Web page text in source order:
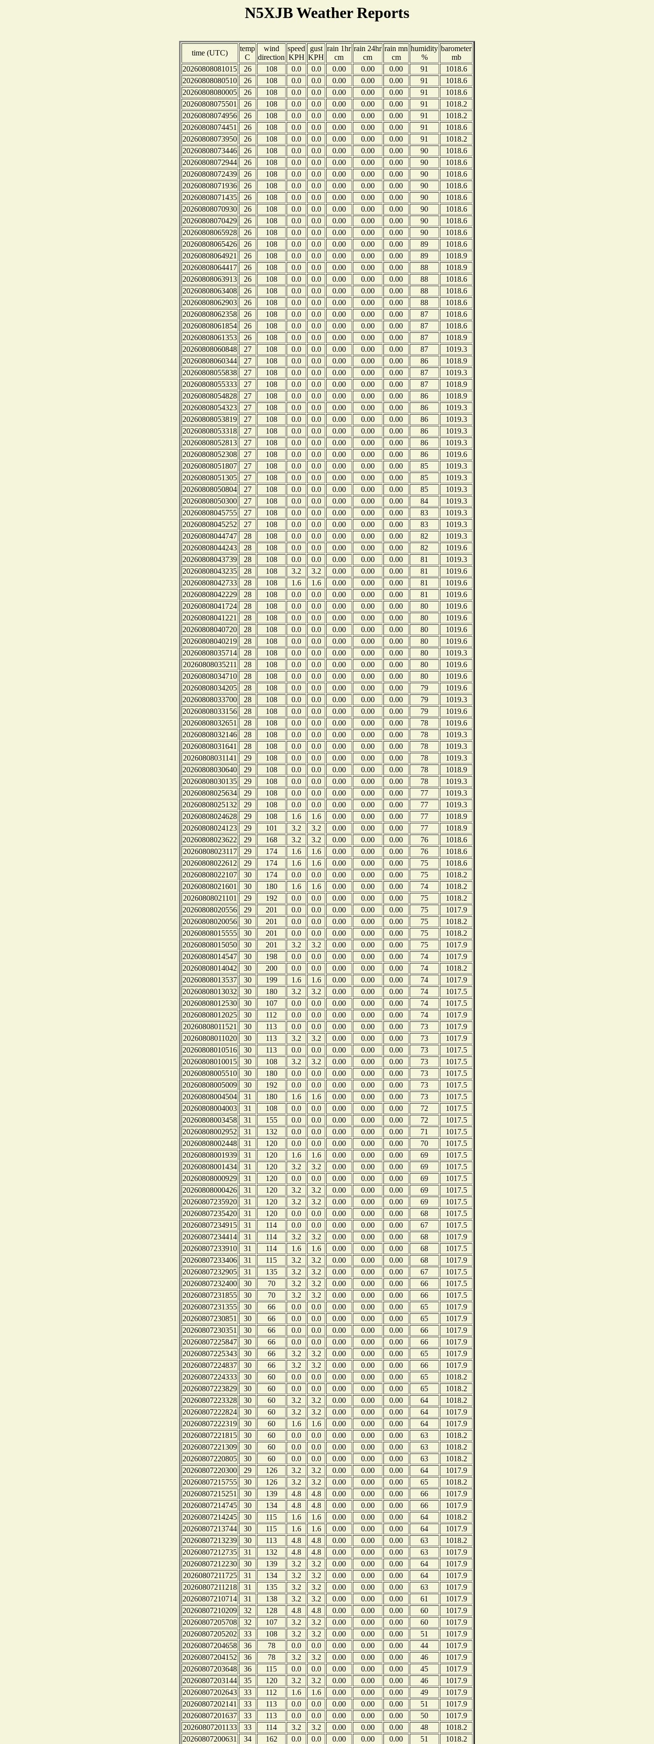
N5XJB Weather Reports
time (UTC)
temp
C
wind
direction
speed
KPH
gust
KPH
rain 1hr
cm
rain 24hr
cm
rain mn
cm
humidity
%
barometer
mb
20260808081015
26 108 0.0 0.0 0.00 0.00 0.00 91
1018.6
20260808080510
26 108 0.0 0.0 0.00 0.00 0.00 91
1018.6
20260808080005
26 108 0.0 0.0 0.00 0.00 0.00 91
1018.6
20260808075501
26 108 0.0 0.0 0.00 0.00 0.00 91
1018.2
20260808074956
26 108 0.0 0.0 0.00 0.00 0.00 91
1018.2
20260808074451
26 108 0.0 0.0 0.00 0.00 0.00 91
1018.6
20260808073950
26 108 0.0 0.0 0.00 0.00 0.00 91
1018.2
20260808073446
26 108 0.0 0.0 0.00 0.00 0.00 90
1018.6
20260808072944
26 108 0.0 0.0 0.00 0.00 0.00 90
1018.6
20260808072439
26 108 0.0 0.0 0.00 0.00 0.00 90
1018.6
20260808071936
26 108 0.0 0.0 0.00 0.00 0.00 90
1018.6
20260808071435
26 108 0.0 0.0 0.00 0.00 0.00 90
1018.6
20260808070930
26 108 0.0 0.0 0.00 0.00 0.00 90
1018.6
20260808070429
26 108 0.0 0.0 0.00 0.00 0.00 90
1018.6
20260808065928
26 108 0.0 0.0 0.00 0.00 0.00 90
1018.6
20260808065426
26 108 0.0 0.0 0.00 0.00 0.00 89
1018.6
20260808064921
26 108 0.0 0.0 0.00 0.00 0.00 89
1018.9
20260808064417
26 108 0.0 0.0 0.00 0.00 0.00 88
1018.9
20260808063913
26 108 0.0 0.0 0.00 0.00 0.00 88
1018.6
20260808063408
26 108 0.0 0.0 0.00 0.00 0.00 88
1018.6
20260808062903
26 108 0.0 0.0 0.00 0.00 0.00 88
1018.6
20260808062358
26 108 0.0 0.0 0.00 0.00 0.00 87
1018.6
20260808061854
26 108 0.0 0.0 0.00 0.00 0.00 87
1018.6
20260808061353
26 108 0.0 0.0 0.00 0.00 0.00 87
1018.9
20260808060848
27 108 0.0 0.0 0.00 0.00 0.00 87
1019.3
20260808060344
27 108 0.0 0.0 0.00 0.00 0.00 86
1018.9
20260808055838
27 108 0.0 0.0 0.00 0.00 0.00 87
1019.3
20260808055333
27 108 0.0 0.0 0.00 0.00 0.00 87
1018.9
20260808054828
27 108 0.0 0.0 0.00 0.00 0.00 86
1018.9
20260808054323
27 108 0.0 0.0 0.00 0.00 0.00 86
1019.3
20260808053819
27 108 0.0 0.0 0.00 0.00 0.00 86
1019.3
20260808053318
27 108 0.0 0.0 0.00 0.00 0.00 86
1019.3
20260808052813
27 108 0.0 0.0 0.00 0.00 0.00 86
1019.3
20260808052308
27 108 0.0 0.0 0.00 0.00 0.00 86
1019.6
20260808051807
27 108 0.0 0.0 0.00 0.00 0.00 85
1019.3
20260808051305
27 108 0.0 0.0 0.00 0.00 0.00 85
1019.3
20260808050804
27 108 0.0 0.0 0.00 0.00 0.00 85
1019.3
20260808050300
27 108 0.0 0.0 0.00 0.00 0.00 84
1019.3
20260808045755
27 108 0.0 0.0 0.00 0.00 0.00 83
1019.3
20260808045252
27 108 0.0 0.0 0.00 0.00 0.00 83
1019.3
20260808044747
28 108 0.0 0.0 0.00 0.00 0.00 82
1019.3
20260808044243
28 108 0.0 0.0 0.00 0.00 0.00 82
1019.6
20260808043739
28 108 0.0 0.0 0.00 0.00 0.00 81
1019.3
20260808043235
28 108 3.2 3.2 0.00 0.00 0.00 81
1019.6
20260808042733
28 108 1.6 1.6 0.00 0.00 0.00 81
1019.6
20260808042229
28 108 0.0 0.0 0.00 0.00 0.00 81
1019.6
20260808041724
28 108 0.0 0.0 0.00 0.00 0.00 80
1019.6
20260808041221
28 108 0.0 0.0 0.00 0.00 0.00 80
1019.6
20260808040720
28 108 0.0 0.0 0.00 0.00 0.00 80
1019.6
20260808040219
28 108 0.0 0.0 0.00 0.00 0.00 80
1019.6
20260808035714
28 108 0.0 0.0 0.00 0.00 0.00 80
1019.3
20260808035211
28 108 0.0 0.0 0.00 0.00 0.00 80
1019.6
20260808034710
28 108 0.0 0.0 0.00 0.00 0.00 80
1019.6
20260808034205
28 108 0.0 0.0 0.00 0.00 0.00 79
1019.6
20260808033700
28 108 0.0 0.0 0.00 0.00 0.00 79
1019.3
20260808033156
28 108 0.0 0.0 0.00 0.00 0.00 79
1019.6
20260808032651
28 108 0.0 0.0 0.00 0.00 0.00 78
1019.6
20260808032146
28 108 0.0 0.0 0.00 0.00 0.00 78
1019.3
20260808031641
28 108 0.0 0.0 0.00 0.00 0.00 78
1019.3
20260808031141
29 108 0.0 0.0 0.00 0.00 0.00 78
1019.3
20260808030640
29 108 0.0 0.0 0.00 0.00 0.00 78
1018.9
20260808030135
29 108 0.0 0.0 0.00 0.00 0.00 78
1019.3
20260808025634
29 108 0.0 0.0 0.00 0.00 0.00 77
1019.3
20260808025132
29 108 0.0 0.0 0.00 0.00 0.00 77
1019.3
20260808024628
29 108 1.6 1.6 0.00 0.00 0.00 77
1018.9
20260808024123
29 101 3.2 3.2 0.00 0.00 0.00 77
1018.9
20260808023622
29 168 3.2 3.2 0.00 0.00 0.00 76
1018.6
20260808023117
29 174 1.6 1.6 0.00 0.00 0.00 76
1018.6
20260808022612
29 174 1.6 1.6 0.00 0.00 0.00 75
1018.6
20260808022107
30 174 0.0 0.0 0.00 0.00 0.00 75
1018.2
20260808021601
30 180 1.6 1.6 0.00 0.00 0.00 74
1018.2
20260808021101
29 192 0.0 0.0 0.00 0.00 0.00 75
1018.2
20260808020556
29 201 0.0 0.0 0.00 0.00 0.00 75
1017.9
20260808020056
30 201 0.0 0.0 0.00 0.00 0.00 75
1018.2
20260808015555
30 201 0.0 0.0 0.00 0.00 0.00 75
1018.2
20260808015050
30 201 3.2 3.2 0.00 0.00 0.00 75
1017.9
20260808014547
30 198 0.0 0.0 0.00 0.00 0.00 74
1017.9
20260808014042
30 200 0.0 0.0 0.00 0.00 0.00 74
1018.2
20260808013537
30 199 1.6 1.6 0.00 0.00 0.00 74
1017.9
20260808013032
30 180 3.2 3.2 0.00 0.00 0.00 74
1017.5
20260808012530
30 107 0.0 0.0 0.00 0.00 0.00 74
1017.5
20260808012025
30 112 0.0 0.0 0.00 0.00 0.00 74
1017.9
20260808011521
30 113 0.0 0.0 0.00 0.00 0.00 73
1017.9
20260808011020
30 113 3.2 3.2 0.00 0.00 0.00 73
1017.9
20260808010516
30 113 0.0 0.0 0.00 0.00 0.00 73
1017.5
20260808010015
30 108 3.2 3.2 0.00 0.00 0.00 73
1017.5
20260808005510
30 180 0.0 0.0 0.00 0.00 0.00 73
1017.5
20260808005009
30 192 0.0 0.0 0.00 0.00 0.00 73
1017.5
20260808004504
31 180 1.6 1.6 0.00 0.00 0.00 73
1017.5
20260808004003
31 108 0.0 0.0 0.00 0.00 0.00 72
1017.5
20260808003458
31 155 0.0 0.0 0.00 0.00 0.00 72
1017.5
20260808002952
31 132 0.0 0.0 0.00 0.00 0.00 71
1017.5
20260808002448
31 120 0.0 0.0 0.00 0.00 0.00 70
1017.5
20260808001939
31 120 1.6 1.6 0.00 0.00 0.00 69
1017.5
20260808001434
31 120 3.2 3.2 0.00 0.00 0.00 69
1017.5
20260808000929
31 120 0.0 0.0 0.00 0.00 0.00 69
1017.5
20260808000426
31 120 3.2 3.2 0.00 0.00 0.00 69
1017.5
20260807235920
31 120 3.2 3.2 0.00 0.00 0.00 69
1017.5
20260807235420
31 120 0.0 0.0 0.00 0.00 0.00 68
1017.5
20260807234915
31 114 0.0 0.0 0.00 0.00 0.00 67
1017.5
20260807234414
31 114 3.2 3.2 0.00 0.00 0.00 68
1017.9
20260807233910
31 114 1.6 1.6 0.00 0.00 0.00 68
1017.5
20260807233406
31 115 3.2 3.2 0.00 0.00 0.00 68
1017.9
20260807232905
31 135 3.2 3.2 0.00 0.00 0.00 67
1017.5
20260807232400
30 70 3.2 3.2 0.00 0.00 0.00 66
1017.5
20260807231855
30 70 3.2 3.2 0.00 0.00 0.00 66
1017.5
20260807231355
30 66 0.0 0.0 0.00 0.00 0.00 65
1017.9
20260807230851
30 66 0.0 0.0 0.00 0.00 0.00 65
1017.9
20260807230351
30 66 0.0 0.0 0.00 0.00 0.00 66
1017.9
20260807225847
30 66 0.0 0.0 0.00 0.00 0.00 66
1017.9
20260807225343
30 66 3.2 3.2 0.00 0.00 0.00 65
1017.9
20260807224837
30 66 3.2 3.2 0.00 0.00 0.00 66
1017.9
20260807224333
30 60 0.0 0.0 0.00 0.00 0.00 65
1018.2
20260807223829
30 60 0.0 0.0 0.00 0.00 0.00 65
1018.2
20260807223328
30 60 3.2 3.2 0.00 0.00 0.00 64
1018.2
20260807222824
30 60 3.2 3.2 0.00 0.00 0.00 64
1017.9
20260807222319
30 60 1.6 1.6 0.00 0.00 0.00 64
1017.9
20260807221815
30 60 0.0 0.0 0.00 0.00 0.00 63
1018.2
20260807221309
30 60 0.0 0.0 0.00 0.00 0.00 63
1018.2
20260807220805
30 60 0.0 0.0 0.00 0.00 0.00 63
1018.2
20260807220300
29 126 3.2 3.2 0.00 0.00 0.00 64
1017.9
20260807215755
30 126 3.2 3.2 0.00 0.00 0.00 65
1018.2
20260807215251
30 139 4.8 4.8 0.00 0.00 0.00 66
1017.9
20260807214745
30 134 4.8 4.8 0.00 0.00 0.00 66
1017.9
20260807214245
30 115 1.6 1.6 0.00 0.00 0.00 64
1018.2
20260807213744
30 115 1.6 1.6 0.00 0.00 0.00 64
1017.9
20260807213239
30 113 4.8 4.8 0.00 0.00 0.00 63
1018.2
20260807212735
31 132 4.8 4.8 0.00 0.00 0.00 63
1017.9
20260807212230
30 139 3.2 3.2 0.00 0.00 0.00 64
1017.9
20260807211725
31 134 3.2 3.2 0.00 0.00 0.00 64
1017.9
20260807211218
31 135 3.2 3.2 0.00 0.00 0.00 63
1017.9
20260807210714
31 138 3.2 3.2 0.00 0.00 0.00 61
1017.9
20260807210209
32 128 4.8 4.8 0.00 0.00 0.00 60
1017.9
20260807205708
32 107 3.2 3.2 0.00 0.00 0.00 60
1017.9
20260807205202
33 108 3.2 3.2 0.00 0.00 0.00 51
1017.9
20260807204658
36 78 0.0 0.0 0.00 0.00 0.00 44
1017.9
20260807204152
36 78 3.2 3.2 0.00 0.00 0.00 46
1017.9
20260807203648
36 115 0.0 0.0 0.00 0.00 0.00 45
1017.9
20260807203144
35 120 3.2 3.2 0.00 0.00 0.00 46
1017.9
20260807202643
33 112 1.6 1.6 0.00 0.00 0.00 49
1017.9
20260807202141
33 113 0.0 0.0 0.00 0.00 0.00 51
1017.9
20260807201637
33 113 0.0 0.0 0.00 0.00 0.00 50
1017.9
20260807201133
33 114 3.2 3.2 0.00 0.00 0.00 48
1018.2
20260807200631
34 162 0.0 0.0 0.00 0.00 0.00 51 1018.2